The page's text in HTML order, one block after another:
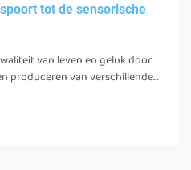
tot de sensorische
van leven en geluk door
produceren van verschillende